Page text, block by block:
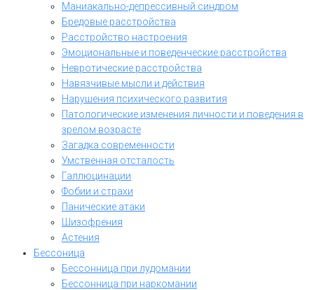
Маниакально-депрессивный синдром
Бредовые расстройства
Расстройство настроения
Эмоциональные и поведенческие расстройства
Невротические расстройства
Навязчивые мысли и действия
Нарушения психического развития
Патологические изменения личности и поведения в
зрелом возрасте
Загадка современности
Умственная отсталость
Галлюцинации
Фобии и страхи
Панические атаки
Шизофрения
Астения
Бессоница
Бессонница при лудомании
Бессонница при наркомании